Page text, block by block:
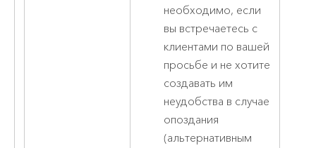
необходимо, если
вы встречаетесь с
клиентами по вашей
просьбе и не хотите
создавать им
неудобства в случае
опоздания
(альтернативным